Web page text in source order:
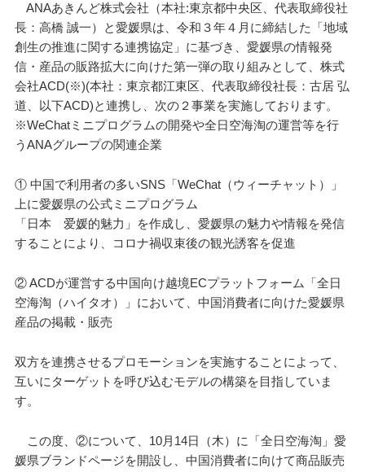
ANAあきんど株式会社（本社:東京都中央区、代表取締役社
長：高橋 誠一）と愛媛県は、令和３年４月に締結した「地域
創生の推進に関する連携協定」に基づき、愛媛県の情報発
信・産品の販路拡大に向けた第一弾の取り組みとして、株式
会社ACD(※)(本社：東京都江東区、代表取締役社長：古居 弘
道、以下ACD)と連携し、次の２事業を実施しております。
※WeChatミニプログラムの開発や全日空海淘の運営等を行
うANAグループの関連企業
① 中国で利用者の多いSNS「WeChat（ウィーチャット）」
上に愛媛県の公式ミニプログラム
「日本 爱媛的魅力」を作成し、愛媛県の魅力や情報を発信
することにより、コロナ禍収束後の観光誘客を促進
② ACDが運営する中国向け越境ECプラットフォーム「全日
空海淘（ハイタオ）」において、中国消費者に向けた愛媛県
産品の掲載・販売
双方を連携させるプロモーションを実施することによって、
互いにターゲットを呼び込むモデルの構築を目指していま
す。
この度、②について、10月14日（木）に「全日空海淘」愛
媛県ブランドページを開設し、中国消費者に向けて商品販売